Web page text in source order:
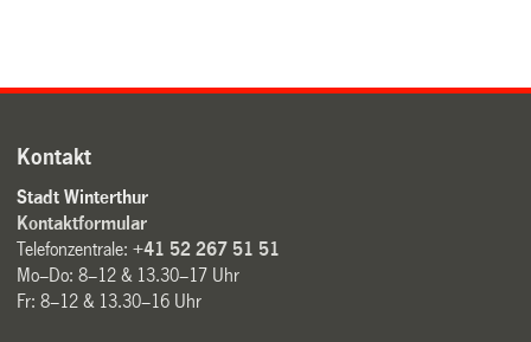
Kontakt
Stadt Winterthur
Kontaktformular
Telefonzentrale:+41 52 267 51 51
Mo–Do: 8–12 & 13.30–17 Uhr
Fr: 8–12 & 13.30–16 Uhr